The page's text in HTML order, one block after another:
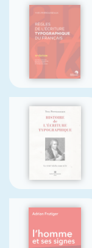
Règles
du
Yves
Histoire
Yves